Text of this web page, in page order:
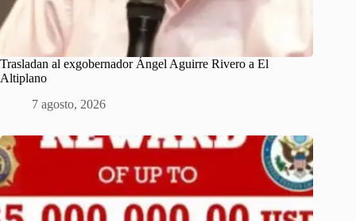
Trasladan al exgobernador Ángel Aguirre Rivero a El
Altiplano
7 agosto, 2026